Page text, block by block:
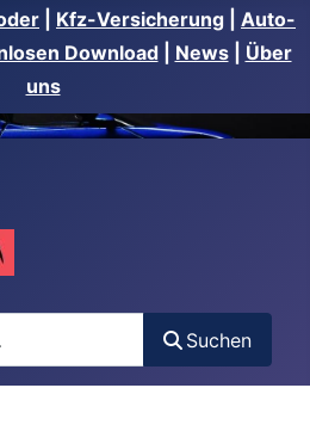
Kfz-Versicherung
Auto-
Download| News| Über
uns
Suchen